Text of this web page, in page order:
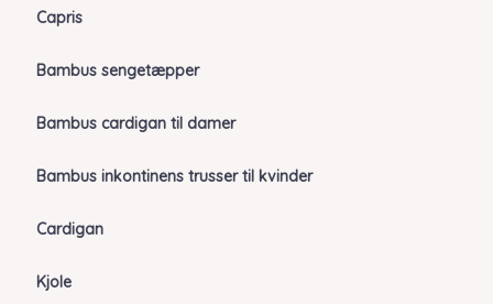
Capris
Bambus sengetæpper
Bambus cardigan til damer
Bambus inkontinens trusser til kvinder
Cardigan
Kjole